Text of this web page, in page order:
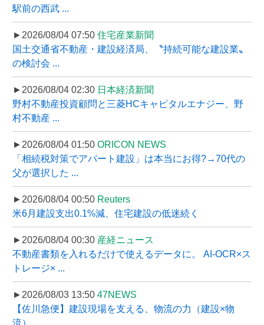
駅前の西武 ...
►2026/08/04 07:50 住宅産業新聞
国土交通省不動産・建設経済局、〝持続可能な建設業〟
の検討会 ...
►2026/08/04 02:30 日本経済新聞
野村不動産投資顧問と三菱HCキャピタルエナジー、野
村不動産 ...
►2026/08/04 01:50 ORICON NEWS
「相続税対策でアパート建設」は本当にお得?→70代の
父が選択した ...
►2026/08/04 00:50 Reuters
米6月建設支出0.1%減、住宅建設の低迷続く
►2026/08/04 00:30 産経ニュース
不動産書類を入れるだけで使えるデータに。 AI-OCR×ス
トレージ× ...
►2026/08/03 13:50 47NEWS
【佐川急便】建設現場を支える、物流の力（建設×物
流）